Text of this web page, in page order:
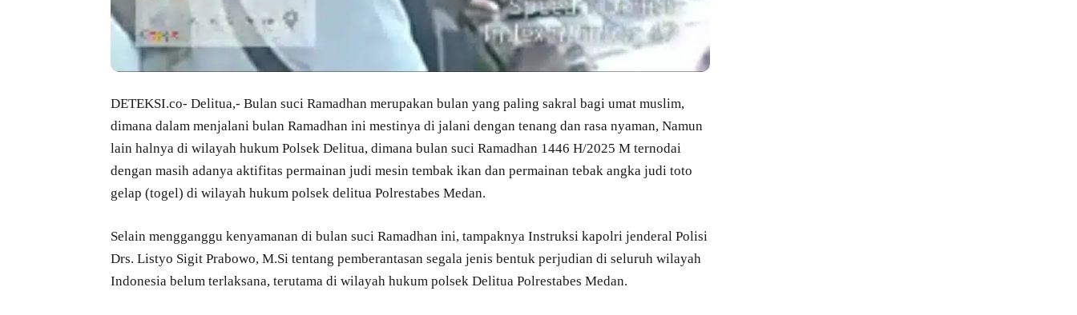
DETEKSI.co- Delitua,- Bulan suci Ramadhan merupakan bulan yang paling sakral bagi umat muslim,
dimana dalam menjalani bulan Ramadhan ini mestinya di jalani dengan tenang dan rasa nyaman, Namun
lain halnya di wilayah hukum Polsek Delitua, dimana bulan suci Ramadhan 1446 H/2025 M ternodai
dengan masih adanya aktifitas permainan judi mesin tembak ikan dan permainan tebak angka judi toto
gelap (togel) di wilayah hukum polsek delitua Polrestabes Medan.
Selain mengganggu kenyamanan di bulan suci Ramadhan ini, tampaknya Instruksi kapolri jenderal Polisi
Drs. Listyo Sigit Prabowo, M.Si tentang pemberantasan segala jenis bentuk perjudian di seluruh wilayah
Indonesia belum terlaksana, terutama di wilayah hukum polsek Delitua Polrestabes Medan.